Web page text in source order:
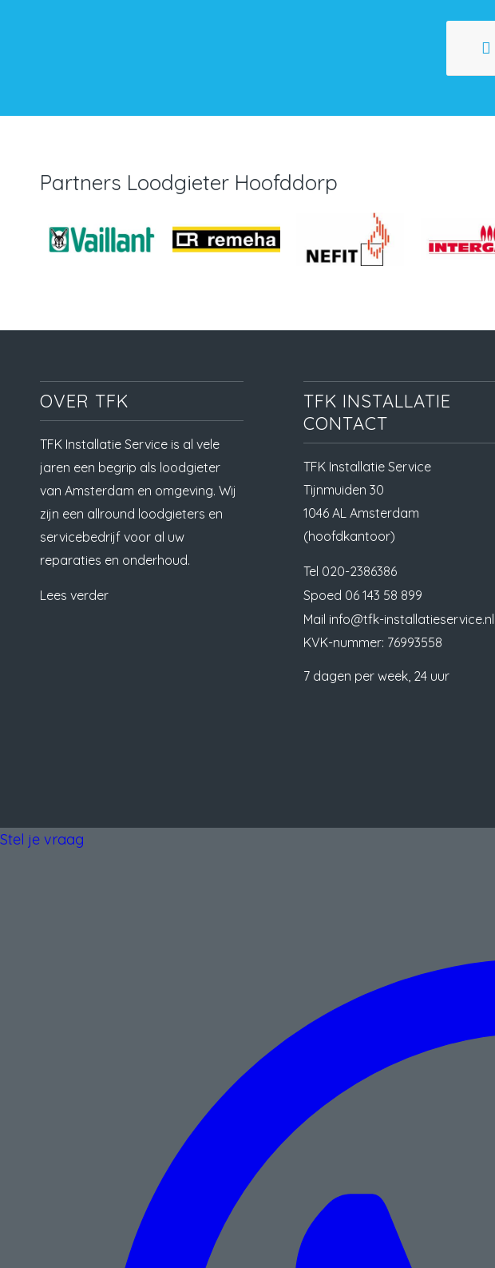
Partners Loodgieter Hoofddorp
OVER TFK
TFK Installatie Service is al vele
jaren een begrip als loodgieter
van Amsterdam en omgeving. Wij
zijn een allround loodgieters en
servicebedrijf voor al uw
reparaties en onderhoud.
Lees verder
TFK INSTALLATIE
CONTACT
TFK Installatie Service
Tijnmuiden 30
1046 AL Amsterdam
(hoofdkantoor)
Tel 020-2386386
Spoed 06 143 58 899
Mail info@tfk-installatieservice.nl
KVK-nummer: 76993558
7 dagen per week, 24 uur
Stel je vraag